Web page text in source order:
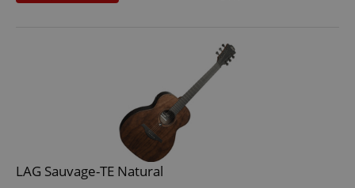
LAG Sauvage-TE Natural